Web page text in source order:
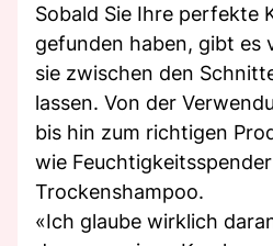
Sobald Sie Ihre perfekte
gefunden haben, gibt es
sie zwischen den
lassen. Von der
bis hin zum richtigen
wie
Trockenshampoo.
«Ich glaube wirklich